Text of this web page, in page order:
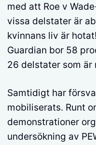
med att Roe v
vissa delstater är
kvinnans liv är
Guardian bor 58
26 delstater som
Samtidigt har
mobiliserats. Runt
demonstrationer
undersökning av